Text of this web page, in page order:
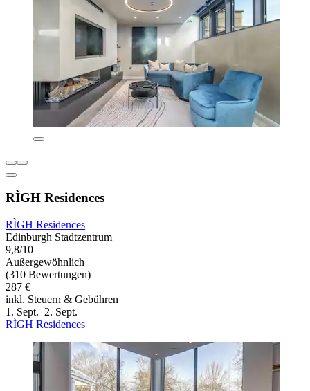
RÌGH Residences
RÌGH Residences
Edinburgh Stadtzentrum
9,8/10
Außergewöhnlich
(310 Bewertungen)
287 €
inkl. Steuern & Gebühren
1. Sept.–2. Sept.
RÌGH Residences